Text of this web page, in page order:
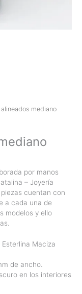
mediano
por manos
– Joyería
cuentan con
a cada una de
modelos y ello
Esterlina Maciza
de ancho.
en los interiores